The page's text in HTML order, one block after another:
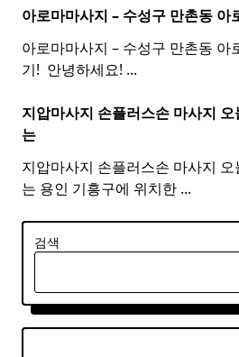
아로마마사지 – 수성구 만촌동 아
아로마마사지 – 수성구 만촌동 아
기! ​ 안녕하세요! ...
지압마사지 손플러스손 마사지 오
는
지압마사지 손플러스손 마사지
는 용인 기흥구에 위치한 ...
검색